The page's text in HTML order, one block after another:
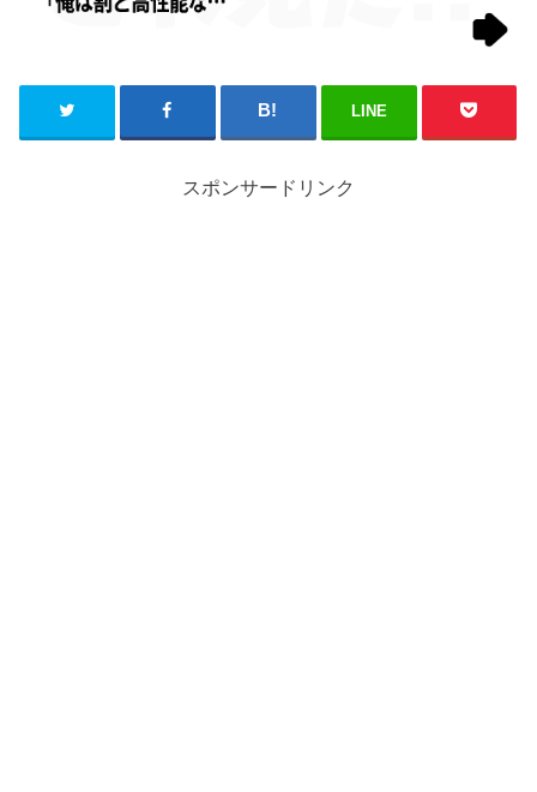
LINE
スポンサードリンク